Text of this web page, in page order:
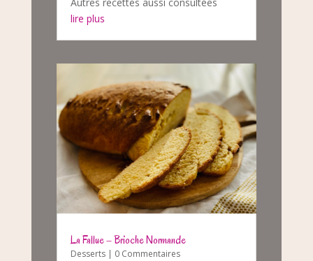
lire plus
La Fallue – Brioche Normande
Desserts| 0 Commentaires